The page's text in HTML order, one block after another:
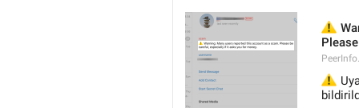
⚠️
⚠️